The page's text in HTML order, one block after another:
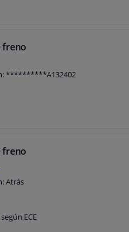
freno
**********A132402
freno
Atrás
ECE